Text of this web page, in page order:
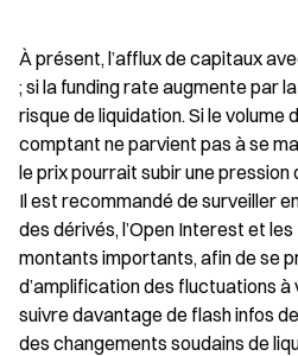
À présent, l’afflux de capitaux
; si la funding rate augmente par
risque de liquidation. Si le volume
comptant ne parvient pas à se
le prix pourrait subir une
Il est recommandé de surveiller
des dérivés, l’Open Interest et
montants importants, afin de se
d’amplification des fluctuations à
suivre davantage de flash infos
des changements soudains de